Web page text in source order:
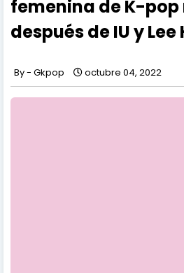
femenina de K-pop
después de IU y Lee
Gkpop octubre 04, 2022